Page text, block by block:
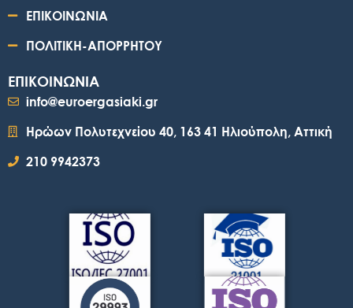
ΕΠΙΚΟΙΝΩΝΙΑ
ΠΟΛΙΤΙΚΗ-ΑΠΟΡΡΗΤΟΥ
ΕΠΙΚΟΙΝΩΝΙΑ
info@euroergasiaki.gr
Ηρώων Πολυτεχνείου 40, 163 41 Ηλιούπολη, Αττική
210 9942373